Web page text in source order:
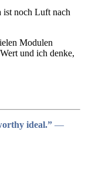
ist noch Luft nach
Modulen
und ich denke,
ideal.” ―